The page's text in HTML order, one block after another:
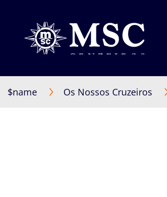
$name Os Nossos Cruzeiros